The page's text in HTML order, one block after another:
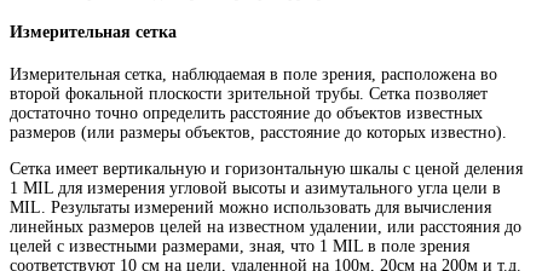
Измерительная сетка
Измерительная сетка, наблюдаемая в поле зрения, расположена во
второй фокальной плоскости зрительной трубы. Сетка позволяет
достаточно точно определить расстояние до объектов известных
размеров (или размеры объектов, расстояние до которых известно).
Сетка имеет вертикальную и горизонтальную шкалы с ценой деления
1 MIL для измерения угловой высоты и азимутального угла цели в
MIL. Результаты измерений можно использовать для вычисления
линейных размеров целей на известном удалении, или расстояния до
целей с известными размерами, зная, что 1 MIL в поле зрения
соответствуют 10 см на цели, удаленной на 100м, 20см на 200м и т.д.